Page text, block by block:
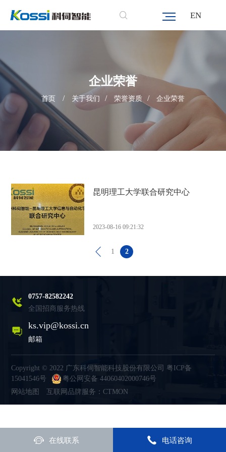
EN
企业荣誉
首页 / 关于我们 / 荣誉资质 / 企业荣誉
昆明理工大学联合研究中心
2023-08-16 09:21:32
1 2
0757-82582242
全国招商服务热线
ks.vip@kossi.cn
邮箱
Copyright © 2022 广东科伺智能科技股份有限公司
粤ICP备
15041546号
粤公网安备 44060402000746号
网站地图
互联网品牌服务：CTMON
在线联系 电话咨询